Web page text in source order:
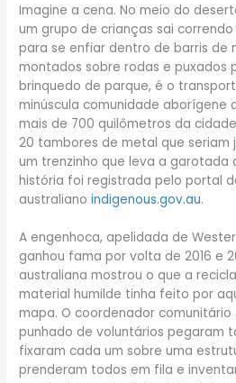
Imagine a cena. No meio do
um grupo de crianças sai
para se enfiar dentro de barris de
montados sobre rodas e puxados
brinquedo de parque, é o
minúscula comunidade aborígene
mais de 700 quilômetros da
20 tambores de metal que seriam
um trenzinho que leva a garotada
história foi registrada pelo portal
australianoindigenous.gov.au.
A engenhoca, apelidada de
ganhou fama por volta de 2016 e
australiana mostrou o que a
material humilde tinha feito por
mapa. O coordenador comunitário
punhado de voluntários pegaram
fixaram cada um sobre uma
prenderam todos em fila e